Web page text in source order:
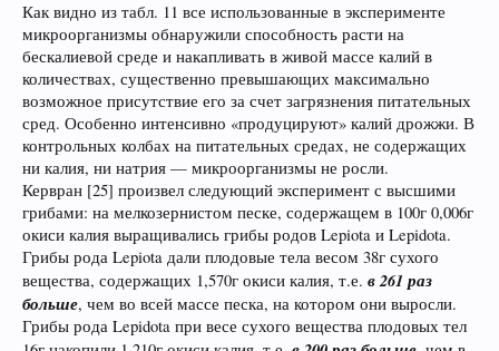
Как видно из табл. 11 все использованные в эксперименте
микроорганизмы обнаружили способность расти на
бескалиевой среде и накапливать в живой массе калий в
количествах, существенно превышающих максимально
возможное присутствие его за счет загрязнения питательных
сред. Особенно интенсивно «продуцируют» калий дрожжи. В
контрольных колбах на питательных средах, не содержащих
ни калия, ни натрия — микроорганизмы не росли.
Кервран [25] произвел следующий эксперимент с высшими
грибами: на мелкозернистом песке, содержащем в 100г 0,006г
окиси калия выращивались грибы родов Lepiota и Lepidota.
Грибы рода Lepiota дали плодовые тела весом 38г сухого
вещества, содержащих 1,570г окиси калия, т.е. в 261 раз
больше, чем во всей массе песка, на котором они выросли.
Грибы рода Lepidota при весе сухого вещества плодовых тел